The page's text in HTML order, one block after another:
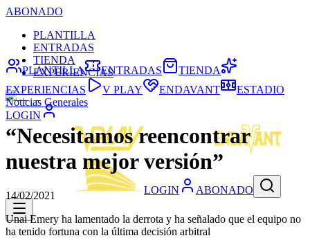
ABONADO
PLANTILLA
ENTRADAS
TIENDA
EXPERIENCIAS
LOGIN
LOGIN ABONADO
PLANTILLA ENTRADAS
TIENDA
EXPERIENCIAS
V PLAY ENDAVANT
ESTADIO
Noticias Generales
“Necesitamos reencontrar
nuestra mejor versión”
14/02/2021
Unai Emery ha lamentado la derrota y ha señalado que el equipo no
ha tenido fortuna con la última decisión arbitral